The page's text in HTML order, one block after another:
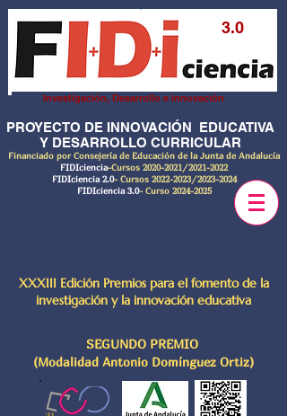
3.0
Investigación, Desarrollo e innovación
PROYECTO DE INNOVACIÓN EDUCATIVA
Y DESARROLLO CURRICULAR
Financiado por Consejería de Educación de la Junta de Andalucía
FIDIciencia-Cursos 2020-2021 /2021-2022
FIDIciencia 2.0- Cursos 2022-2023/2023-2024
FIDIciencia 3.0- Curso 2024-2025
XXXIII Edición Premios para el fomento de la
investigación y la innovación educativa
SEGUNDO PREMIO
(Modalidad Antonio Domínguez Ortiz)